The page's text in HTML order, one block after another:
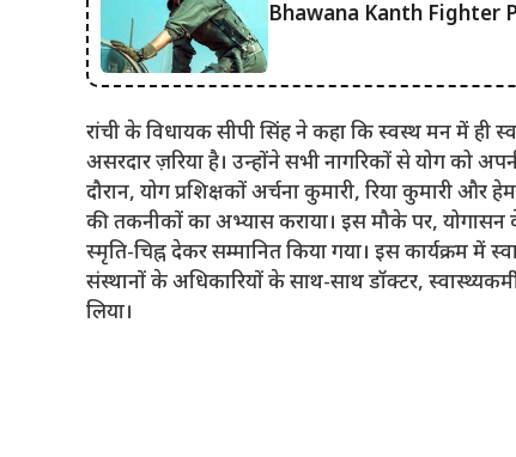
Bhawana Kanth Fighter
रांची के विधायक सीपी सिंह ने कहा कि स्वस्थ मन में ही
असरदार ज़रिया है। उन्होंने सभी नागरिकों से योग को
दौरान, योग प्रशिक्षकों अर्चना कुमारी, रिया कुमारी और
की तकनीकों का अभ्यास कराया। इस मौके पर, योगासन के
स्मृति-चिह्न देकर सम्मानित किया गया। इस कार्यक्रम में
संस्थानों के अधिकारियों के साथ-साथ डॉक्टर,
लिया।